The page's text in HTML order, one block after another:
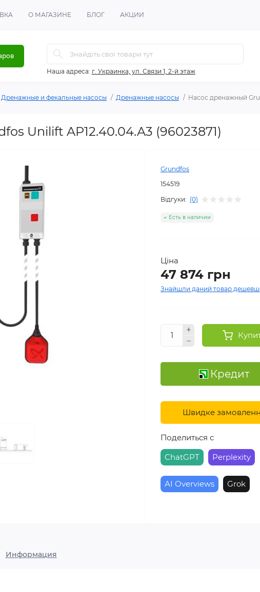
О МАГАЗИНЕ БЛОГ АКЦИИ
Наша адреса: г. Украинка, ул. Связи 1, 2-й этаж
Дренажные и фекальные насосы Дренажные насосы Насос дренажный
Unilift AP12.40.04.A3 (96023871)
Grundfos
154519
Відгуки: (0)
Есть в наличии
Ціна
47 874 грн
Знайшли даний товар
Кредит
Швидке
Поделиться с
ChatGPT
Perplexity
AI Overviews Grok
Информация